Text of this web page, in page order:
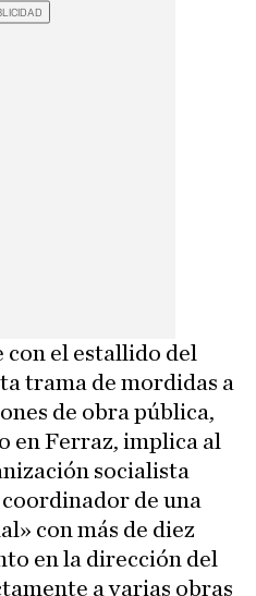
el estallido del
trama de mordidas a
de obra pública,
en Ferraz, implica al
socialista
de una
con más de diez
en la dirección del
a varias obras